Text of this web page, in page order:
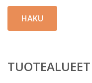
HAKU
TUOTEALUEET